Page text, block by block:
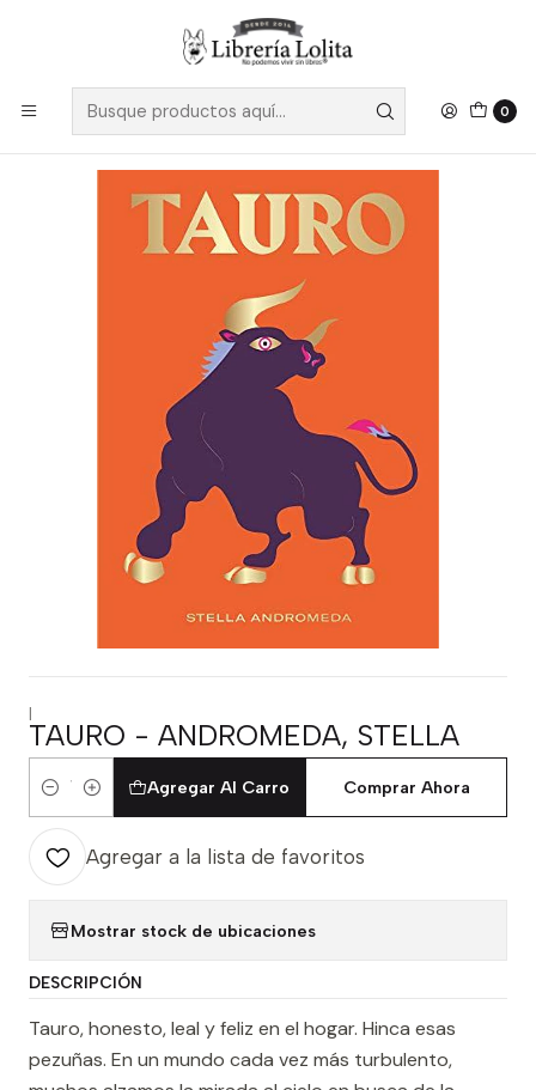
0
Despacho a todo Chile
Tauro - Andromeda, Stella
|
TAURO - ANDROMEDA, STELLA
Cantidad
Agregar Al Carro Comprar Ahora
Agregar a la lista de favoritos
Mostrar stock de ubicaciones
DESCRIPCIÓN
Tauro, honesto, leal y feliz en el hogar. Hinca esas
pezuñas. En un mundo cada vez más turbulento,